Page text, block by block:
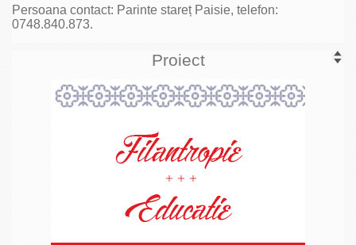
Persoana contact: Parinte stareț Paisie, telefon:
0748.840.873.
Proiect